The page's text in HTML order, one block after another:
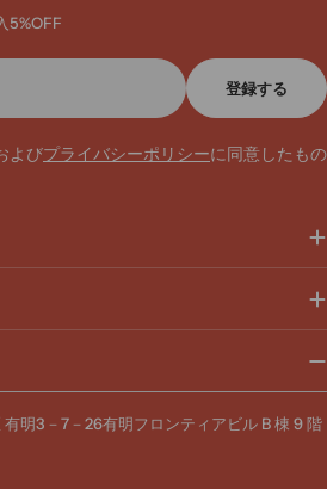
5%OFF
登録する
よびプライバシーポリシーに同意したもの
明3－7－26有明フロンティアビル B 棟 9 階